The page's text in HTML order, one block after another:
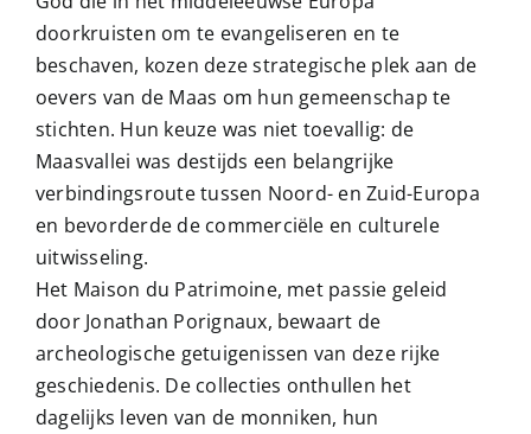
doorkruisten om te evangeliseren en te
beschaven, kozen deze strategische plek aan de
oevers van de Maas om hun gemeenschap te
stichten. Hun keuze was niet toevallig: de
Maasvallei was destijds een belangrijke
verbindingsroute tussen Noord- en Zuid-Europa
en bevorderde de commerciële en culturele
uitwisseling.
Het Maison du Patrimoine, met passie geleid
door Jonathan Porignaux, bewaart de
archeologische getuigenissen van deze rijke
geschiedenis. De collecties onthullen het
dagelijks leven van de monniken, hun